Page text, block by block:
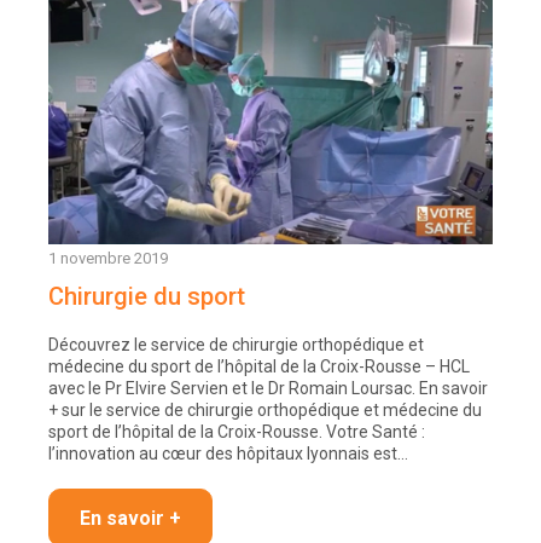
1 novembre 2019
Chirurgie du sport
Découvrez le service de chirurgie orthopédique et
médecine du sport de l’hôpital de la Croix-Rousse – HCL
avec le Pr Elvire Servien et le Dr Romain Loursac. En savoir
+ sur le service de chirurgie orthopédique et médecine du
sport de l’hôpital de la Croix-Rousse. Votre Santé :
l’innovation au cœur des hôpitaux lyonnais est…
En savoir +